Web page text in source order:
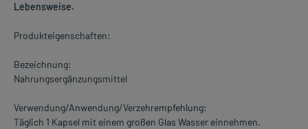
Lebensweise.
Produkteigenschaften:
Bezeichnung:
Nahrungsergänzungsmittel
Verwendung/Anwendung/Verzehrempfehlung:
Täglich 1 Kapsel mit einem großen Glas Wasser einnehmen.